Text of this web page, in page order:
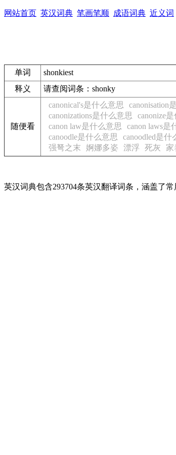
网站首页 英汉词典 笔画笔顺 成语词典 近义词
单词
shonkiest
释义
请查阅词条：shonky
随便看
canonical's是什么意思 canonisation
canonizations是什么意思
canonize
canon law是什么意思
canon laws是
canoodle是什么意思
canoodled是什
强弩之末
婀娜多姿 漂浮 死灰 家
英汉词典包含293704条英汉翻译词条，涵盖了